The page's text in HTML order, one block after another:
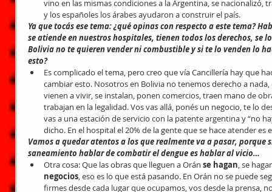
vino en las mismas condiciones a la Argentina, se
y los españoles los árabes ayudaron a construir el país.
Ya que tocás ese tema: ¿qué opinas con respecto a este tema?
se atiende en nuestros hospitales, tienen todos los derechos, se
Bolivia no te quieren vender ni combustible y si te lo venden lo
esto?
Es complicado el tema, pero creo que vía Cancillería hay que
cambiar esto. Nosotros en Bolivia no tenemos derecho a
vienen a vivir, se instalan, ponen comercios, traen mano de
trabajan en la legalidad. Vos vas allá, ponés un negocio, te lo
vas a una estación de servicio con la patente argentina y “no
dicho. En el hospital el 20% de la gente que se hace atender es
Vamos a quedar atentos a los que realmente va a pasar, porque
saneamiento hablar de combatir el dengue es hablar al vicio…
Otra cosa: Que las obras que lleguen a Orán se hagan, se
negocios, eso es lo que está pasando. En Orán no se puede
firmes desde cada lugar que ocupamos, vos desde la prensa,